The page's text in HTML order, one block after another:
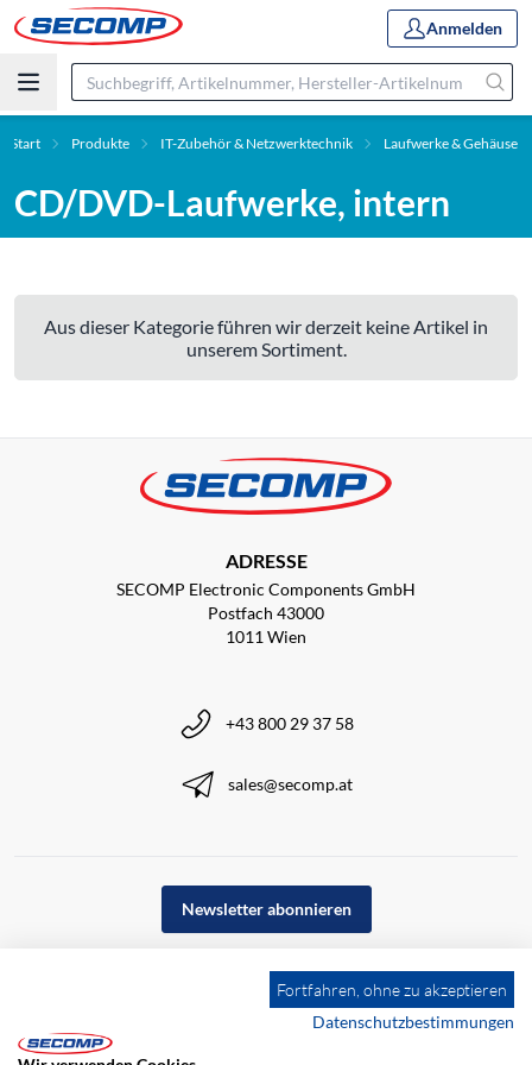
Anmelden
Start Produkte IT-Zubehör & Netzwerktechnik Laufwerke & Gehäuse
CD/DVD-Laufwerke, intern
Aus dieser Kategorie führen wir derzeit keine Artikel in
unserem Sortiment.
ADRESSE
SECOMP Electronic Components GmbH
Postfach 43000
1011 Wien
+43 800 29 37 58
sales@secomp.at
Newsletter abonnieren
Fortfahren, ohne zu akzeptieren
Datenschutzbestimmungen